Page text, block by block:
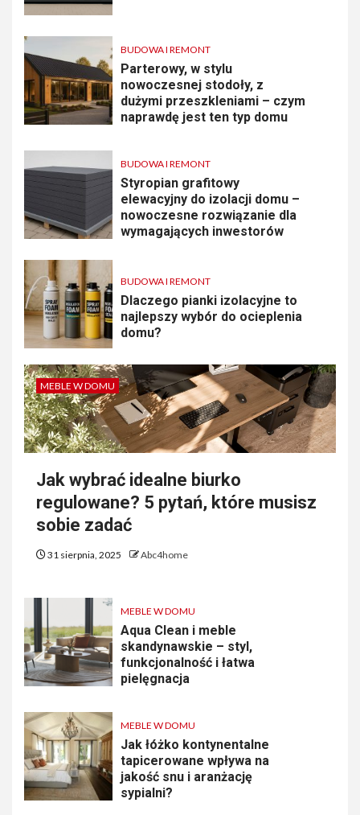
BUDOWA I REMONT
Parterowy, w stylu
nowoczesnej stodoły, z
dużymi przeszkleniami – czym
naprawdę jest ten typ domu
BUDOWA I REMONT
Styropian grafitowy
elewacyjny do izolacji domu –
nowoczesne rozwiązanie dla
wymagających inwestorów
BUDOWA I REMONT
Dlaczego pianki izolacyjne to
najlepszy wybór do ocieplenia
domu?
MEBLE W DOMU
Jak wybrać idealne biurko
regulowane? 5 pytań, które musisz
sobie zadać
31 sierpnia, 2025 Abc4home
MEBLE W DOMU
Aqua Clean i meble
skandynawskie – styl,
funkcjonalność i łatwa
pielęgnacja
MEBLE W DOMU
Jak łóżko kontynentalne
tapicerowane wpływa na
jakość snu i aranżację
sypialni?